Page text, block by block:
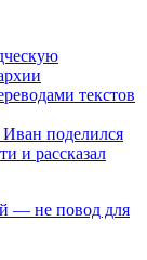
текстов
поделился
и рассказал